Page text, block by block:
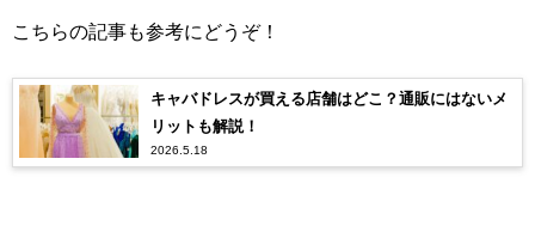
こちらの記事も参考にどうぞ！
キャバドレスが買える店舗はどこ？通販にはないメ
リットも解説！
2026.5.18